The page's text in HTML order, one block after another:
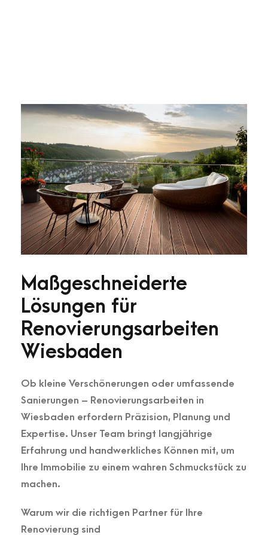
Maßgeschneiderte
Lösungen für
Renovierungsarbeiten
Wiesbaden
Ob kleine Verschönerungen oder umfassende
Sanierungen – Renovierungsarbeiten in
Wiesbaden erfordern Präzision, Planung und
Expertise. Unser Team bringt langjährige
Erfahrung und handwerkliches Können mit, um
Ihre Immobilie zu einem wahren Schmuckstück zu
machen.
Warum wir die richtigen Partner für Ihre
Renovierung sind